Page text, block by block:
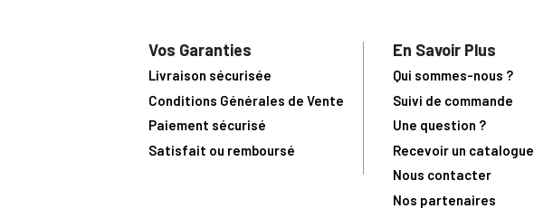
Vos Garanties
Livraison sécurisée
Conditions Générales de Vente
Paiement sécurisé
Satisfait ou remboursé
En Savoir Plus
Qui sommes-nous ?
Suivi de commande
Une question ?
Recevoir un catalogue
Nous contacter
Nos partenaires